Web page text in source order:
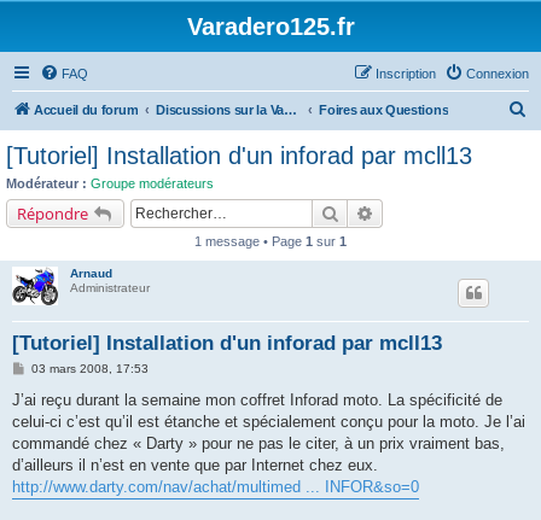
Varadero125.fr
FAQ Connexion
Inscription
Accueil du forum Discussions sur la Varadéro 125 Foires aux Questions
[Tutoriel] Installation d'un inforad par mcll13
Modérateur : Groupe modérateurs
Répondre Rechercher
1 message • Page 1 sur 1
Arnaud
Administrateur
[Tutoriel] Installation d'un inforad par mcll13
M
s
a
g
03 mars 2008, 17:53
J’ai reçu durant la semaine mon coffret Inforad moto. La spécificité de
celui-ci c’est qu’il est étanche et spécialement conçu pour la moto. Je l’ai
commandé chez « Darty » pour ne pas le citer, à un prix vraiment bas,
d’ailleurs il n’est en vente que par Internet chez eux.
http://www.darty.com/nav/achat/multimed ... INFOR&so=0